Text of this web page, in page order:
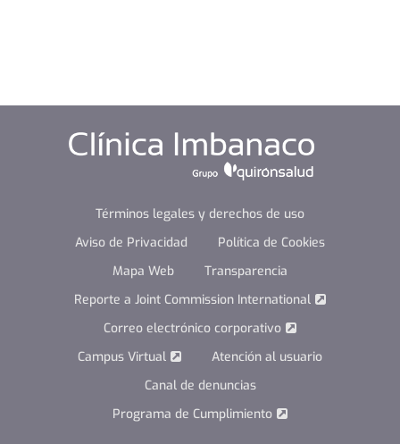
Términos legales y derechos de uso
Aviso de Privacidad
Política de Cookies
Mapa Web
Transparencia
Reporte a Joint Commission International
Correo electrónico corporativo
Campus Virtual
Atención al usuario
Canal de denuncias
Programa de Cumplimiento